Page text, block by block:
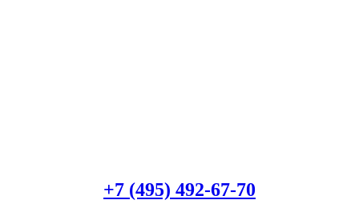
+7 (495) 492-67-70